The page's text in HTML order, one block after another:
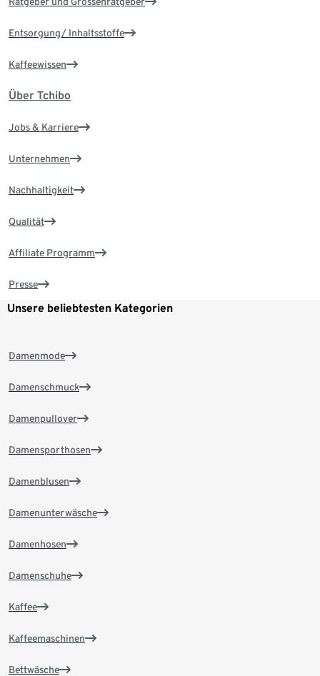
Entsorgung/ Inhaltsstoffe
Kaffeewissen
Über Tchibo
Jobs & Karriere
Unternehmen
Nachhaltigkeit
Qualität
Affiliate Programm
Presse
Unsere beliebtesten Kategorien
Damenmode
Damenschmuck
Damenpullover
Damensporthosen
Damenblusen
Damenunterwäsche
Damenhosen
Damenschuhe
Kaffee
Kaffeemaschinen
Bettwäsche